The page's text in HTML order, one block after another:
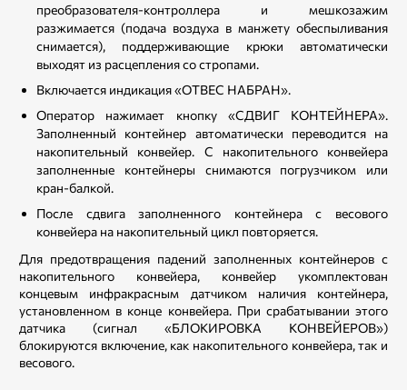
преобразователя-контроллера и мешкозажим
разжимается (подача воздуха в манжету обеспыливания
снимается), поддерживающие крюки автоматически
выходят из расцепления со стропами.
Включается индикация «ОТВЕС НАБРАН».
Оператор нажимает кнопку «СДВИГ КОНТЕЙНЕРА».
Заполненный контейнер автоматически переводится на
накопительный конвейер. С накопительного конвейера
заполненные контейнеры снимаются погрузчиком или
кран-балкой.
После сдвига заполненного контейнера с весового
конвейера на накопительный цикл повторяется.
Для предотвращения падений заполненных контейнеров с
накопительного конвейера, конвейер укомплектован
концевым инфракрасным датчиком наличия контейнера,
установленном в конце конвейера. При срабатывании этого
датчика (сигнал «БЛОКИРОВКА КОНВЕЙЕРОВ»)
блокируются включение, как накопительного конвейера, так и
весового.